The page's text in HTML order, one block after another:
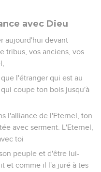
avec Dieu
aujourd'hui devant
tribus, vos anciens, vos
l'étranger qui est au
coupe ton bois jusqu'à
l'alliance de l'Eternel, ton
avec serment. L'Eternel,
toi
peuple et d'être lui-
et comme il l'a juré à tes